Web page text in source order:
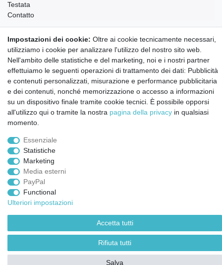
Testata
Contatto
Annullare l'ordine
Notizie sui materiali Montessori e sull'educazione
Montessori.
Informazioni settimanali gratuite
Confermo di aver preso visione della:policy. Il mio accordo può essere revocato
in qualsiasi momento.
Impostazioni dei cookie: Oltre ai cookie tecnicamente necessari,
utilizziamo i cookie per analizzare l'utilizzo del nostro sito web.
Nell'ambito delle statistiche e del marketing, noi e i nostri partner
effettuiamo le seguenti operazioni di trattamento dei dati: Pubblicità
e contenuti personalizzati, misurazione e performance pubblicitaria
e dei contenuti, nonché memorizzazione o accesso a informazioni
su un dispositivo finale tramite cookie tecnici. È possibile opporsi
all'utilizzo qui o tramite la nostra pagina della privacy in qualsiasi
momento.
Essenziale
Statistiche
Marketing
Media esterni
PayPal
Functional
Ulteriori impostazioni
Accetta tutti
Rifiuta tutti
Salva